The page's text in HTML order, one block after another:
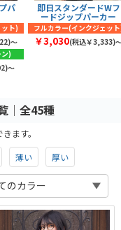
パ
ット)
〜
ン)
～
即日スタンダードWフ
ードジップパーカー
フルカラー(インクジェッ
￥3,030(税込￥3,333)
│全45種
ます。
薄い 厚い
のカラー